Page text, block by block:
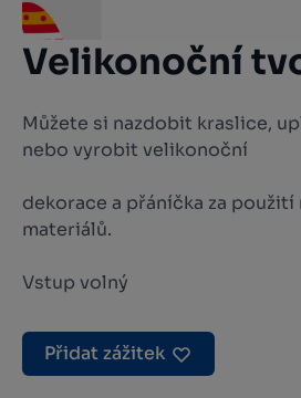
Velikonoční
Můžete si nazdobit kraslice,
nebo vyrobit velikonoční
dekorace a přáníčka za
materiálů.
Vstup volný
Přidat zážitek